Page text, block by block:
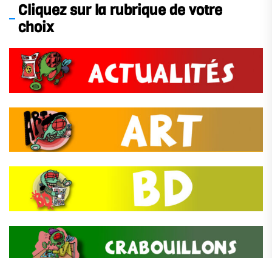
Cliquez sur la rubrique de votre
choix